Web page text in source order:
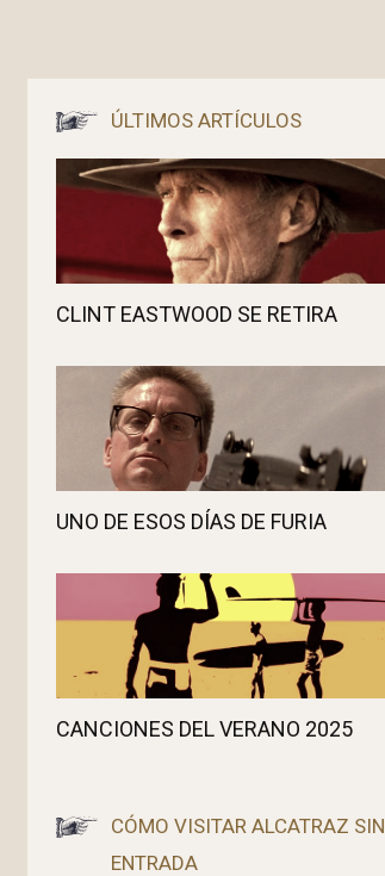
ÚLTIMOS ARTÍCULOS
CLINT EASTWOOD SE RETIRA
UNO DE ESOS DÍAS DE FURIA
CANCIONES DEL VERANO 2025
CÓMO VISITAR ALCATRAZ SIN
ENTRADA